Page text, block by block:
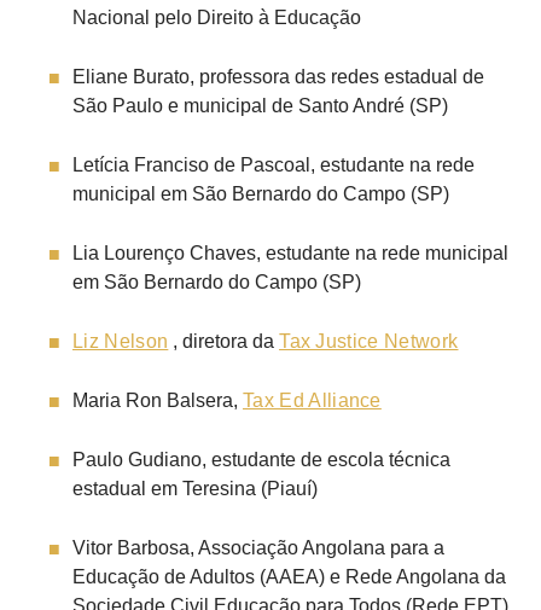
Nacional pelo Direito à Educação
Eliane Burato, professora das redes estadual de
São Paulo e municipal de Santo André (SP)
Letícia Franciso de Pascoal, estudante na rede
municipal em São Bernardo do Campo (SP)
Lia Lourenço Chaves, estudante na rede municipal
em São Bernardo do Campo (SP)
Liz Nelson , diretora daTax Justice Network
Maria Ron Balsera, Tax Ed Alliance
Paulo Gudiano, estudante de escola técnica
estadual em Teresina (Piauí)
Vitor Barbosa, Associação Angolana para a
Educação de Adultos (AAEA) e Rede Angolana da
Sociedade Civil Educação para Todos (Rede EPT)